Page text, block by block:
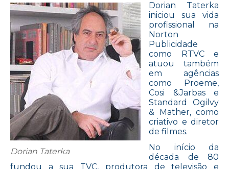
Dorian Taterka
Dorian Taterka
iniciou sua vida
profissional na
Norton
Publicidade
como RTVC e
atuou também
em agências
como Proeme,
Cosi &Jarbas e
Standard Ogilvy
& Mather, como
criativo e diretor
de filmes.
No início da
década de 80
fundou a sua TVC, produtora de televisão e